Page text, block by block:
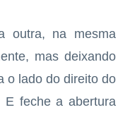
outra, na mesma
mas deixando
o lado do direito do
E feche a abertura